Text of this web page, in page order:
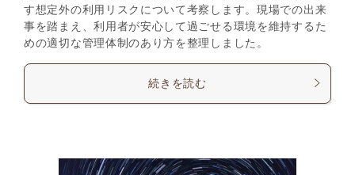
す想定外の利用リスクについて考察します。現場での出来
事を踏まえ、利用者が安心して過ごせる環境を維持するた
めの適切な管理体制のあり方を整理しました。
続きを読む